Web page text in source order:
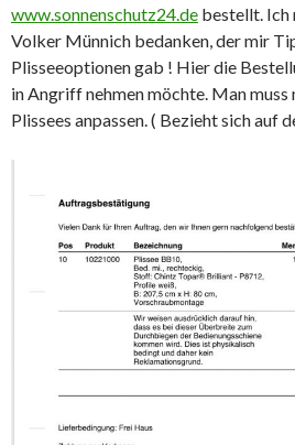
www.sonnenschutz24.de bestellt. Ich
Volker Münnich bedanken, der mir
Plisseeoptionen gab ! Hier die
in Angriff nehmen möchte. Man muss
Plissees anpassen. ( Bezieht sich auf